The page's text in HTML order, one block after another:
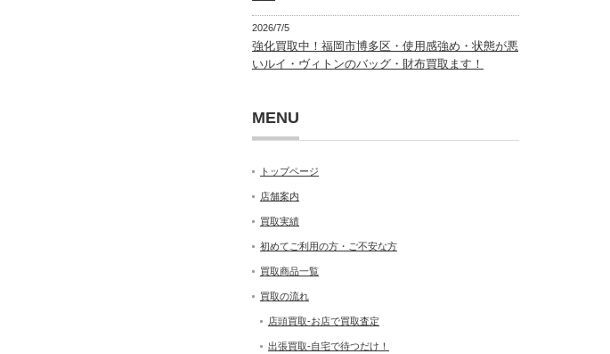
2026/7/5
強化買取中！福岡市博多区・使用感強め・状態が悪
いルイ・ヴィトンのバッグ・財布買取ます！
MENU
トップページ
店舗案内
買取実績
初めてご利用の方・ご不安な方
買取商品一覧
買取の流れ
店頭買取-お店で買取査定
出張買取-自宅で待つだけ！